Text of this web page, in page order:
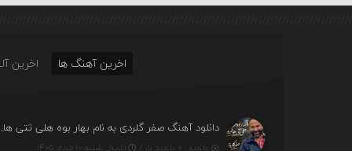
اخرین آهنگ ها اخرین
دانلود آهنگ
بازدید : ۰ بازدید بار / تاریخ : شنبه ۱۰ مرداد ۱۴۰۵